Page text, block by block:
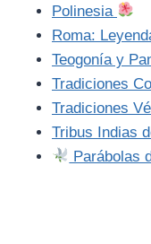
Polinesia
Roma:
Teogonía y
Tradiciones
Tradiciones
Tribus Indias
Parábolas